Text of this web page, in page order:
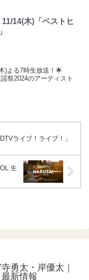
14(木)「ベストヒ
)よる7時生放送！🌟
祭2024のアーティスト
ライブ！ライブ！」
生
勇太・岸優太｜
新情報